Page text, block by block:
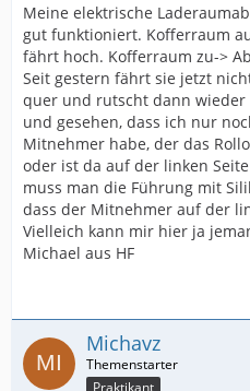
Meine elektrische
gut funktioniert. Kofferraum
fährt hoch. Kofferraum zu->
Seit gestern fährt sie jetzt
quer und rutscht dann wieder
und gesehen, dass ich nur
Mitnehmer habe, der das
oder ist da auf der linken
muss man die Führung mit
dass der Mitnehmer auf der
Vielleich kann mir hier ja
Michael aus HF
Michavz
Praktikant